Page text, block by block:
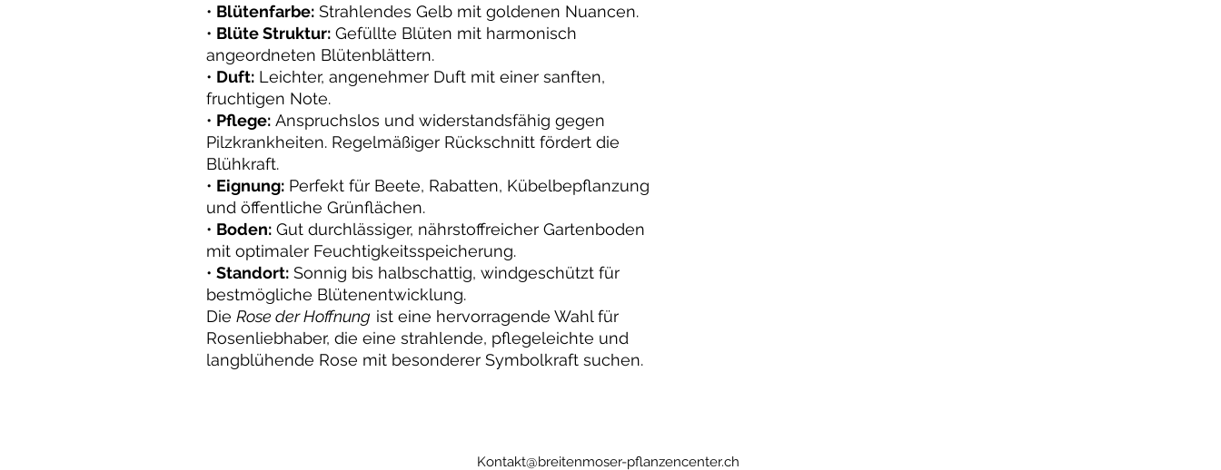
• Blütenfarbe: Strahlendes Gelb mit goldenen Nuancen.
• Blüte Struktur: Gefüllte Blüten mit harmonisch
angeordneten Blütenblättern.
• Duft: Leichter, angenehmer Duft mit einer sanften,
fruchtigen Note.
• Pflege: Anspruchslos und widerstandsfähig gegen
Pilzkrankheiten. Regelmäßiger Rückschnitt fördert die
Blühkraft.
• Eignung: Perfekt für Beete, Rabatten, Kübelbepflanzung
und öffentliche Grünflächen.
• Boden: Gut durchlässiger, nährstoffreicher Gartenboden
mit optimaler Feuchtigkeitsspeicherung.
• Standort: Sonnig bis halbschattig, windgeschützt für
bestmögliche Blütenentwicklung.
Die Rose der Hoffnung ist eine hervorragende Wahl für
Rosenliebhaber, die eine strahlende, pflegeleichte und
langblühende Rose mit besonderer Symbolkraft suchen.
Kontakt@breitenmoser-pflanzencenter.ch